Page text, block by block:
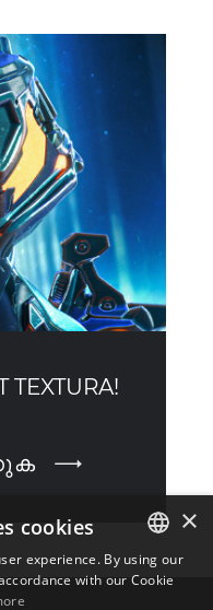
ENGLISH
×
cookies
experience. By using our
with our Cookie